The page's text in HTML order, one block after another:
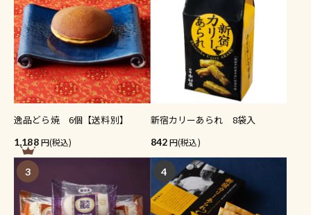
逸品どら焼 6個【送料別】
1,188 (税込)
新宿カリーあられ 8袋入
842 (税込)
3 4